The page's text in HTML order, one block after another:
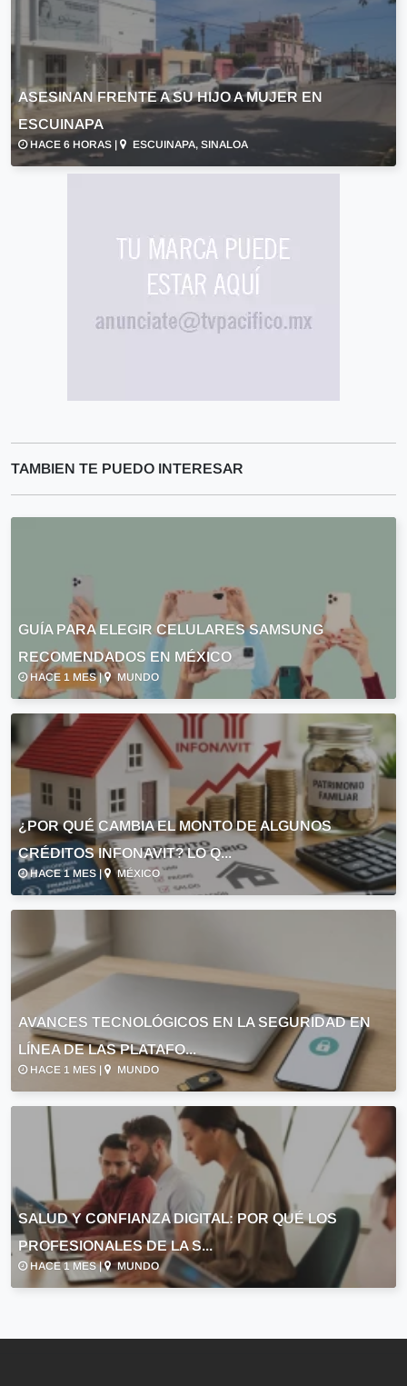
ASESINAN FRENTE A SU HIJO A MUJER EN
ESCUINAPA
HACE 6 HORAS | ESCUINAPA, SINALOA
TAMBIEN TE PUEDO INTERESAR
GUÍA PARA ELEGIR CELULARES SAMSUNG
RECOMENDADOS EN MÉXICO
HACE 1 MES | MUNDO
¿POR QUÉ CAMBIA EL MONTO DE ALGUNOS
CRÉDITOS INFONAVIT? LO Q...
HACE 1 MES | MÉXICO
AVANCES TECNOLÓGICOS EN LA SEGURIDAD EN
LÍNEA DE LAS PLATAFO...
HACE 1 MES | MUNDO
SALUD Y CONFIANZA DIGITAL: POR QUÉ LOS
PROFESIONALES DE LA S...
HACE 1 MES | MUNDO